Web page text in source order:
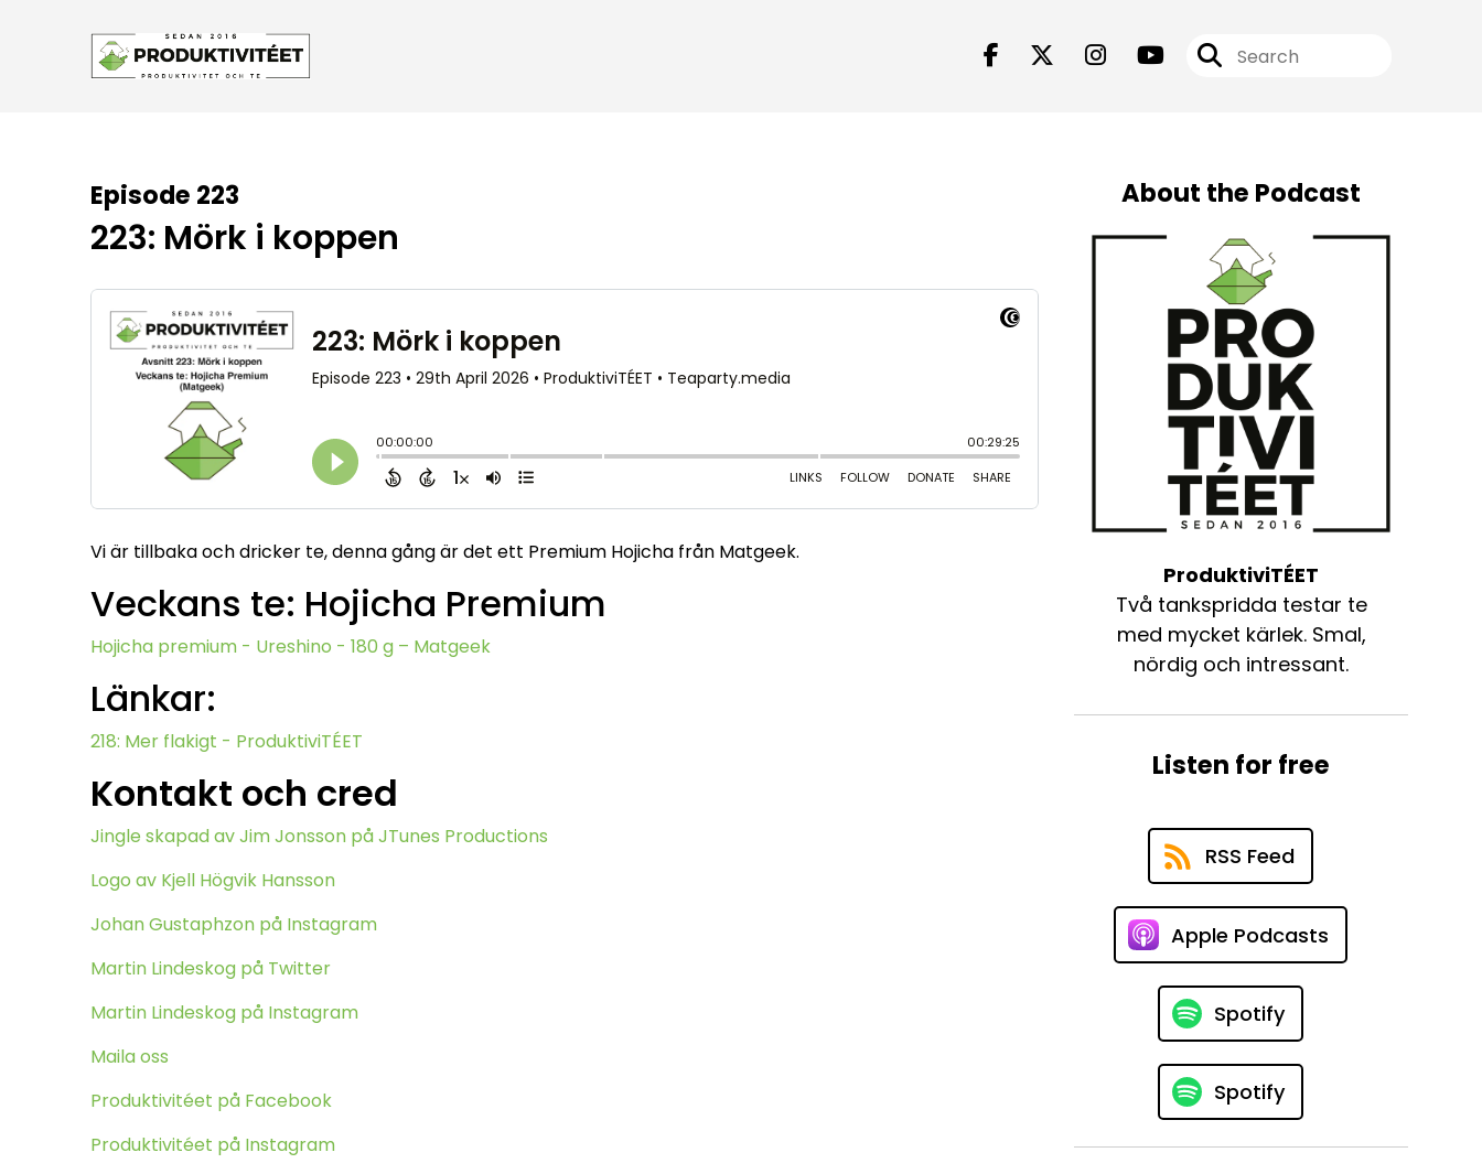
Episode 223
223: Mörk i koppen
Vi är tillbaka och dricker te, denna gång är det ett Premium Hojicha från Matgeek.
Veckans te: Hojicha Premium
Hojicha premium - Ureshino - 180 g – Matgeek
Länkar:
218: Mer flakigt - ProduktiviTÉET
Kontakt och cred
Jingle skapad av Jim Jonsson på JTunes Productions
Logo av Kjell Högvik Hansson
Johan Gustaphzon på Instagram
Martin Lindeskog på Twitter
Martin Lindeskog på Instagram
Maila oss
Produktivitéet på Facebook
Produktivitéet på Instagram
About the Podcast
ProduktiviTÉET
Två tankspridda testar te
med mycket kärlek. Smal,
nördig och intressant.
Listen for free
RSS Feed
Apple Podcasts
Spotify
Spotify